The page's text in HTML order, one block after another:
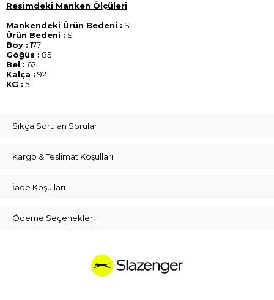
Resimdeki Manken Ölçüleri
Mankendeki Ürün Bedeni : S
Ürün Bedeni : S
Boy :177
Göğüs : 85
Bel : 62
Kalça : 92
KG : 51
Sıkça Sorulan Sorular
Kargo & Teslimat Koşulları
İade Koşulları
Ödeme Seçenekleri